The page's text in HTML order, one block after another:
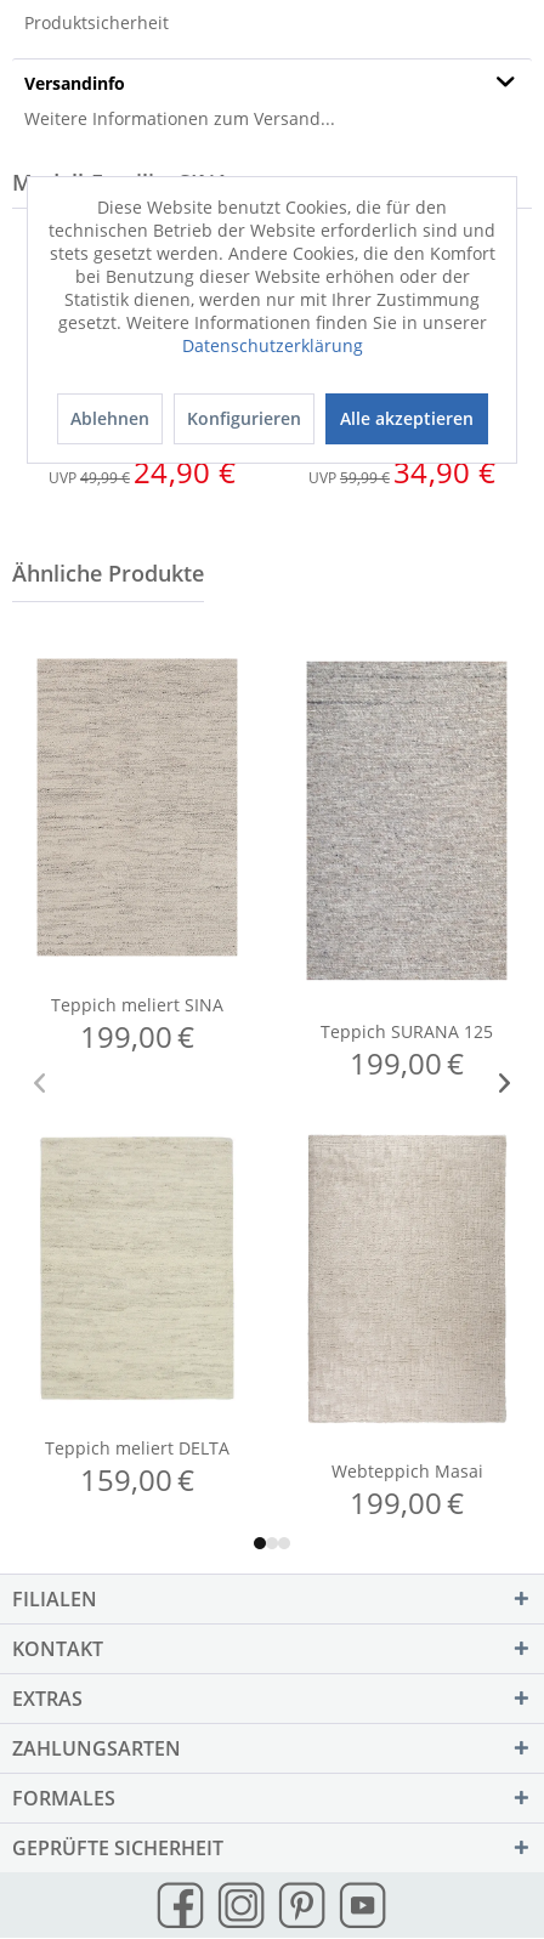
Produktsicherheit
Versandinfo
Weitere Informationen zum Versand...
Modell-Familie: SINA
Bettwäsche
SINA Satin
UVP49,99 €24,90 €
Bettwäsche
SINA Satin
UVP59,99 €34,90 €
FILIALEN
KONTAKT
EXTRAS
ZAHLUNGSARTEN
FORMALES
GEPRÜFTE SICHERHEIT
Diese Website benutzt Cookies, die für den
technischen Betrieb der Website erforderlich sind und
stets gesetzt werden. Andere Cookies, die den Komfort
bei Benutzung dieser Website erhöhen oder der
Statistik dienen, werden nur mit Ihrer Zustimmung
gesetzt. Weitere Informationen finden Sie in unserer
Datenschutzerklärung
Ablehnen Konfigurieren Alle akzeptieren